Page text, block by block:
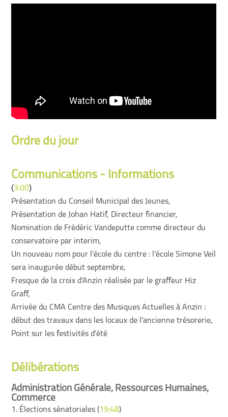
Ordre du jour
Communications - Informations
(3:00)
Présentation du Conseil Municipal des Jeunes,
Présentation de Johan Hatif, Directeur financier,
Nomination de Frédéric Vandeputte comme directeur du
conservatoire par interim,
Un nouveau nom pour l'école du centre : l'école Simone Veil
sera inaugurée début septembre,
Fresque de la croix d'Anzin réalisée par le graffeur Hiz
Graff,
Arrivée du CMA Centre des Musiques Actuelles à Anzin :
début des travaux dans les locaux de l'ancienne trésorerie,
Point sur les festivités d'été
Délibérations
Administration Générale, Ressources Humaines,
Commerce
1. Élections sénatoriales (19:48)